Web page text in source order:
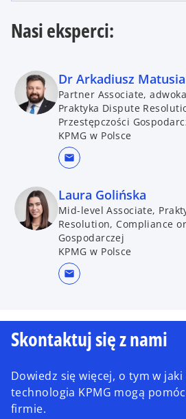
Nasi eksperci:
Dr Arkadiusz
Partner Associate,
Praktyka Dispute
Przestępczości
KPMG w Polsce
mail
Laura Golińska
Mid-level Associate,
Resolution, Compliance
Gospodarczej
KPMG w Polsce
mail
Skontaktuj się z nami
Dowiedz się więcej, o tym w
technologia KPMG mogą
firmie.